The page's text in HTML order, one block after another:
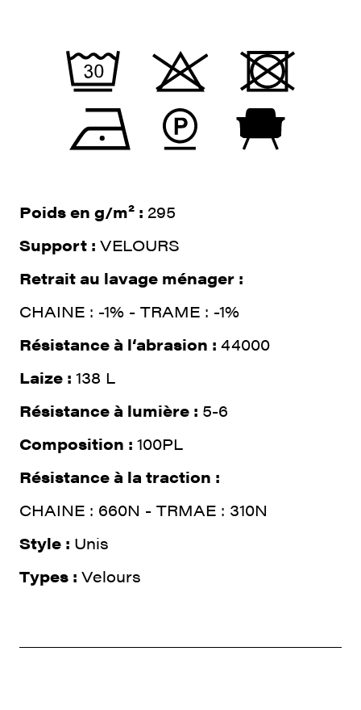
Poids en g/m² : 295
Support : VELOURS
Retrait au lavage ménager :
CHAINE : -1% - TRAME : -1%
Résistance à l‘abrasion : 44000
Laize : 138 L
Résistance à lumière : 5-6
Composition : 100PL
Résistance à la traction :
CHAINE : 660N - TRMAE : 310N
Style : Unis
Types : Velours